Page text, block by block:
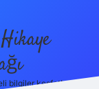
bilgiler keşfet!